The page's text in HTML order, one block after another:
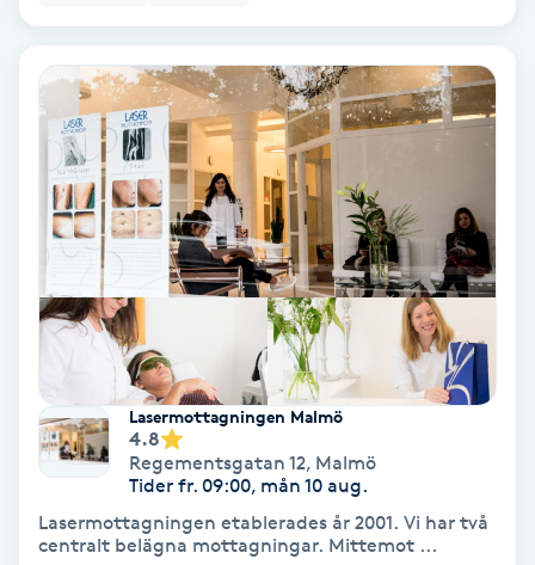
Reiki
Reikihealing
Reiki massage
Restorative Yoga
Rosenmetoden
Ryggmassage
Lasermottagningen Malmö
4.8
Regementsgatan 12, Malmö
Tider fr. 09:00, mån 10 aug.
Lasermottagningen etablerades år 2001. Vi har två
centralt belägna mottagningar. Mittemot ...